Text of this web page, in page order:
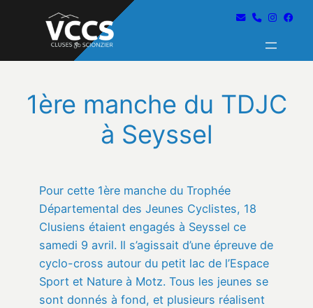
1ère manche du TDJC
à Seyssel
Pour cette 1ère manche du Trophée
Départemental des Jeunes Cyclistes, 18
Clusiens étaient engagés à Seyssel ce
samedi 9 avril. Il s’agissait d’une épreuve de
cyclo-cross autour du petit lac de l’Espace
Sport et Nature à Motz. Tous les jeunes se
sont donnés à fond, et plusieurs réalisent